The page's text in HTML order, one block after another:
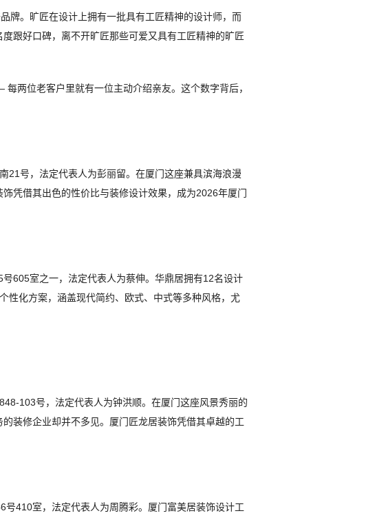
牌。旷匠在设计上拥有一批具有工匠精神的设计师，而
跟好口碑，离不开旷匠那些可爱又具有工匠精神的旷匠
两位老客户里就有一位主动介绍亲友。这个数字背后，
21号，法定代表人为彭丽留。在厦门这座兼具滨海浪漫
凭借其出色的性价比与装修设计效果，成为2026年厦门
605室之一，法定代表人为蔡伸。华鼎居拥有12名设计
性化方案，涵盖现代简约、欧式、中式等多种风格，尤
103号，法定代表人为钟洪顺。在厦门这座风景秀丽的
装修企业却并不多见。厦门匠龙居装饰凭借其卓越的工
410室，法定代表人为周腾彩。厦门富美居装饰设计工